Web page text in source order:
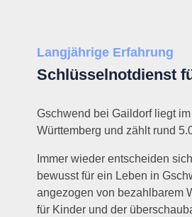
Langjährige Erfahrung
Schlüsselnotdienst
Gschwend bei Gaildorf liegt
Württemberg und zählt rund
Immer wieder entscheiden
bewusst für ein Leben in
angezogen von bezahlbarem
für Kinder und der